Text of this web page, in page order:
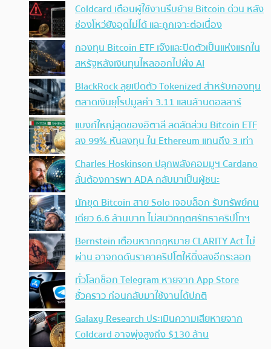
Coldcard เตือนผู้ใช้งานรีบย้าย Bitcoin ด่วน หลัง
ช่องโหว่ยังอุดไม่ได้ และถูกเจาะต่อเนื่อง
กองทุน Bitcoin ETF เจ๊งและปิดตัวเป็นแห่งแรกใน
สหรัฐหลังเงินทุนไหลออกไปฝั่ง AI
BlackRock ลุยเปิดตัว Tokenized สำหรับกองทุน
ตลาดเงินยุโรปมูลค่า 3.11 แสนล้านดอลลาร์
แบงก์ใหญ่สุดของอิตาลี ลดสัดส่วน Bitcoin ETF
ลง 99% หันลงทุน ใน Ethereum แทนถึง 3 เท่า
Charles Hoskinson ปลุกพลังคอมมูฯ Cardano
ลั่นต้องการพา ADA กลับมาเป็นผู้ชนะ
นักขุด Bitcoin สาย Solo เจอบล็อก รับทรัพย์คน
เดียว 6.6 ล้านบาท ไม่สนวิกฤตศรัทธาคริปโทฯ
Bernstein เตือนหากกฎหมาย CLARITY Act ไม่
ผ่าน อาจกดดันราคาคริปโตให้ดิ่งลงอีกระลอก
ทั่วโลกช็อก Telegram หายจาก App Store
ชั่วคราว ก่อนกลับมาใช้งานได้ปกติ
Galaxy Research ประเมินความเสียหายจาก
Coldcard อาจพุ่งสูงถึง $130 ล้าน